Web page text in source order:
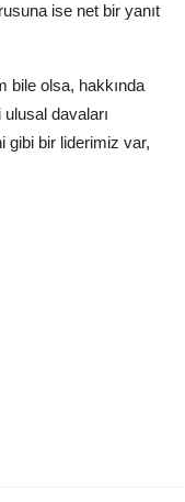
ise net bir yanıt
bile olsa, hakkında
davaları
gibi bir liderimiz var,